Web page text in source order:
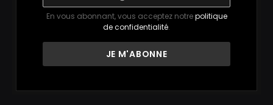
En vous abonnant, vous acceptez notrepolitique
de confidentialité.